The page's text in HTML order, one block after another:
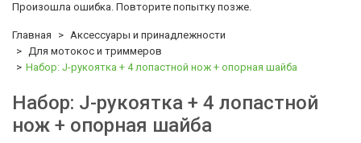
Произошла ошибка. Повторите попытку позже.
Главная
Аксессуары и принадлежности
Для мотокос и триммеров
Набор: J-рукоятка + 4 лопастной нож + опорная шайба
Набор: J-рукоятка + 4 лопастной
нож + опорная шайба